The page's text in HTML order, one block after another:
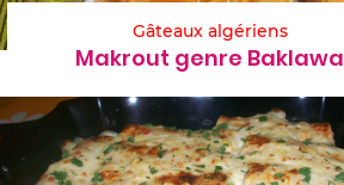
Gâteaux algériens
Makrout genre Baklawa